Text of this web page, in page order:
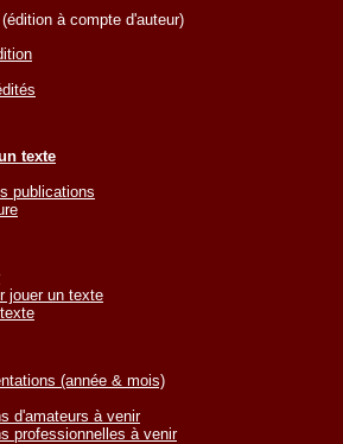
(édition à compte d'auteur)
texte
publications
jouer un texte
(année & mois)
d'amateurs à venir
professionnelles à venir